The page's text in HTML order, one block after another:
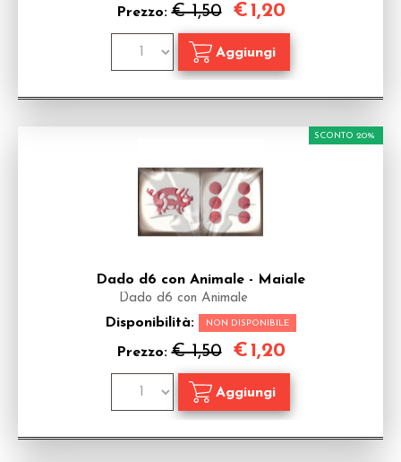
Prezzo:€ 1,50 €1,20
Dado d6 con Animale - Maiale
Dado d6 con Animale
Disponibilità: NON DISPONIBILE
Prezzo:€ 1,50
SCONTO 20%
€1,20